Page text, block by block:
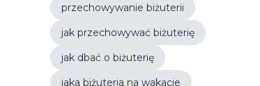
przechowywanie biżuterii
jak przechowywać biżuterię
jak dbać o biżuterię
jaka biżuteria na wakacje